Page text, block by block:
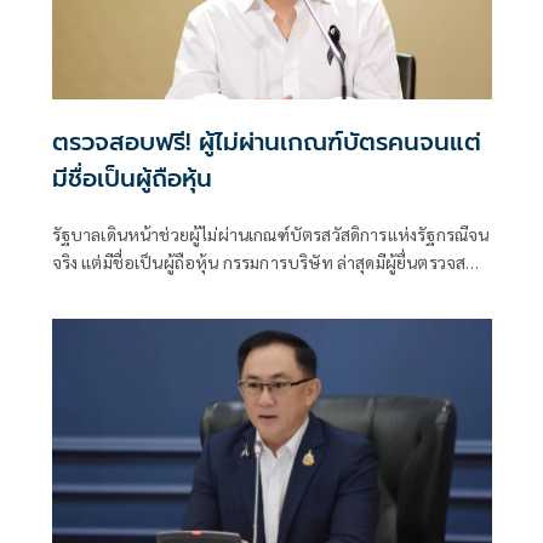
ตรวจสอบฟรี! ผู้ไม่ผ่านเกณฑ์บัตรคนจนแต่
มีชื่อเป็นผู้ถือหุ้น
รัฐบาลเดินหน้าช่วยผู้ไม่ผ่านเกณฑ์บัตรสวัสดิการแห่งรัฐกรณีจน
จริง แต่มีชื่อเป็นผู้ถือหุ้น กรรมการบริษัท ล่าสุดมีผู้ยื่นตรวจสอบ
ทั่วประเทศ